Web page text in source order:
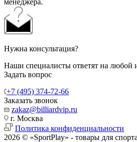
Нужна консультация?
Наши специалисты ответят на любой
Задать вопрос
+7 (495) 374-72-66
Заказать звонок
zakaz@billiardvip.ru
г. Москва
Политика конфиденциальности
2026 © «SportPlay» - товары для